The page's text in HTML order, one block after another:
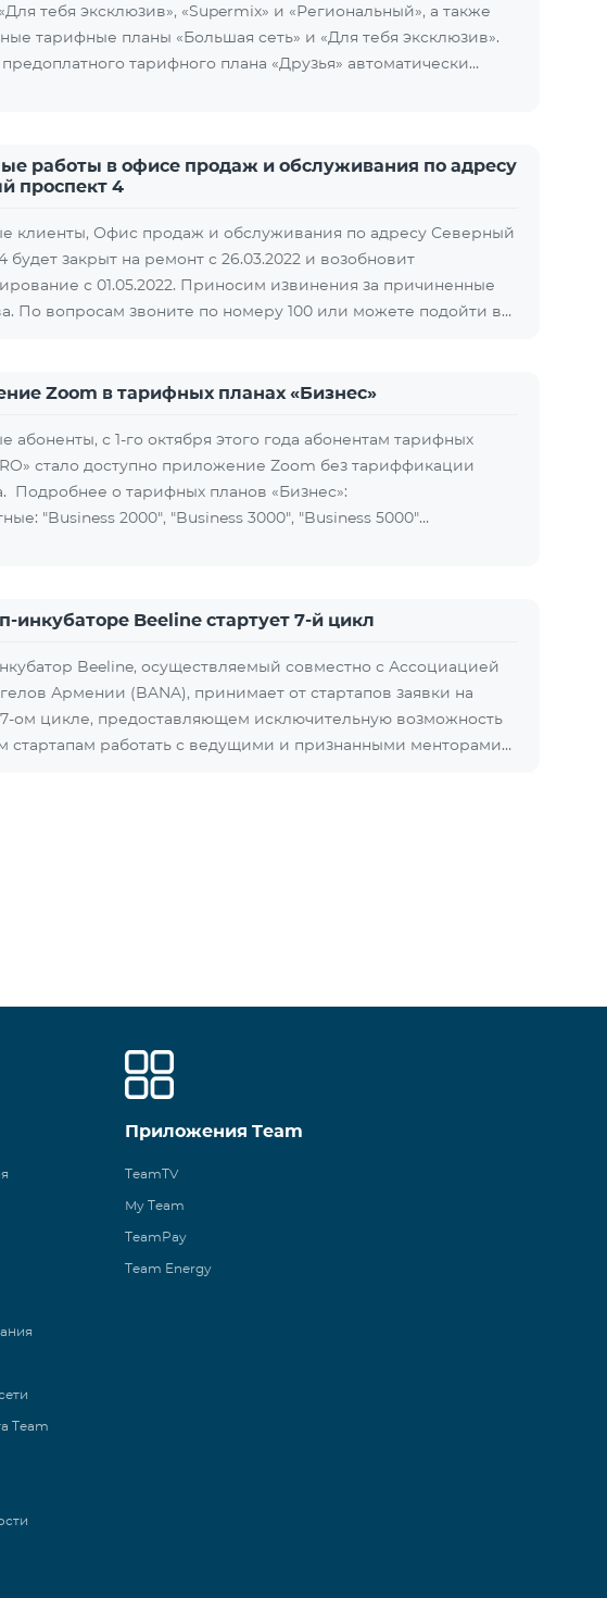
тебя эксклюзив», «Supermix» и «Региональный», а также
тарифные планы «Большая сеть» и «Для тебя эксклюзив».
тарифного плана «Друзья» автоматически…
работы в офисе продаж и обслуживания по адресу
проспект 4
клиенты, Офис продаж и обслуживания по адресу Северный
будет закрыт на ремонт с 26.03.2022 и возобновит
с 01.05.2022. Приносим извинения за причиненные
По вопросам звоните по номеру 100 или можете подойти в…
Zoom в тарифных планах «Бизнес»
абоненты, с 1-го октября этого года абонентам тарифных
стало доступно приложение Zoom без тариффикации
Подробнее о тарифных планов «Бизнес»:
"Business 2000", "Business 3000", "Business 5000"…
инкубаторе Beeline стартует 7-й цикл
Beeline, осуществляемый совместно с Ассоциацией
Армении (BANA), принимает от стартапов заявки на
7-ом цикле, предоставляющем исключительную возможность
стартапам работать с ведущими и признанными менторами…
Team
Приложения Team
TeamTV
My Team
TeamPay
Team Energy